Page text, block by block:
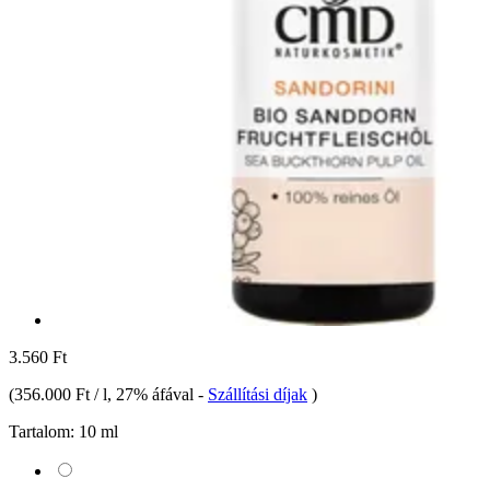
3.560 Ft
(356.000 Ft / l, 27% áfával - Szállítási díjak )
Tartalom: 10 ml